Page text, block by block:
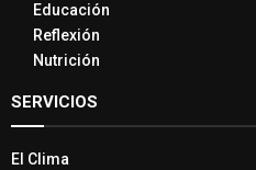
Educación
Reflexión
Nutrición
SERVICIOS
El Clima